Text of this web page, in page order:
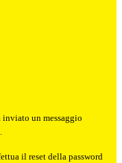
inviato un messaggio
il reset della password